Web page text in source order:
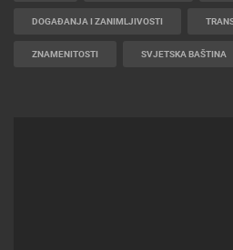
DOGAĐANJA I ZANIMLJIVOSTI
ZNAMENITOSTI SVJETSKA BAŠTINA